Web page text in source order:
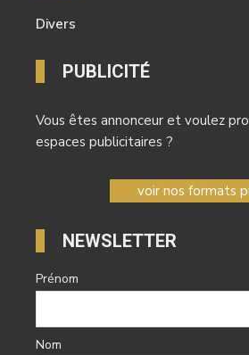
Divers
PUBLICITÉ
Vous êtes annonceur et voulez
espaces publicitaires ?
voir nos formats
NEWSLETTER
Prénom
Nom